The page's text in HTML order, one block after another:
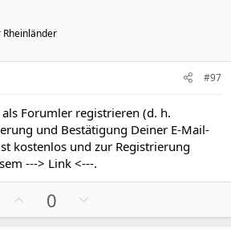
t
i
S
t
i
m
m
i
S
t
i
m
m
#97
Forumler registrieren (d. h.
und Bestätigung Deiner E-Mail-
kostenlos und zur Registrierung
---> Link <---.
o
0
e